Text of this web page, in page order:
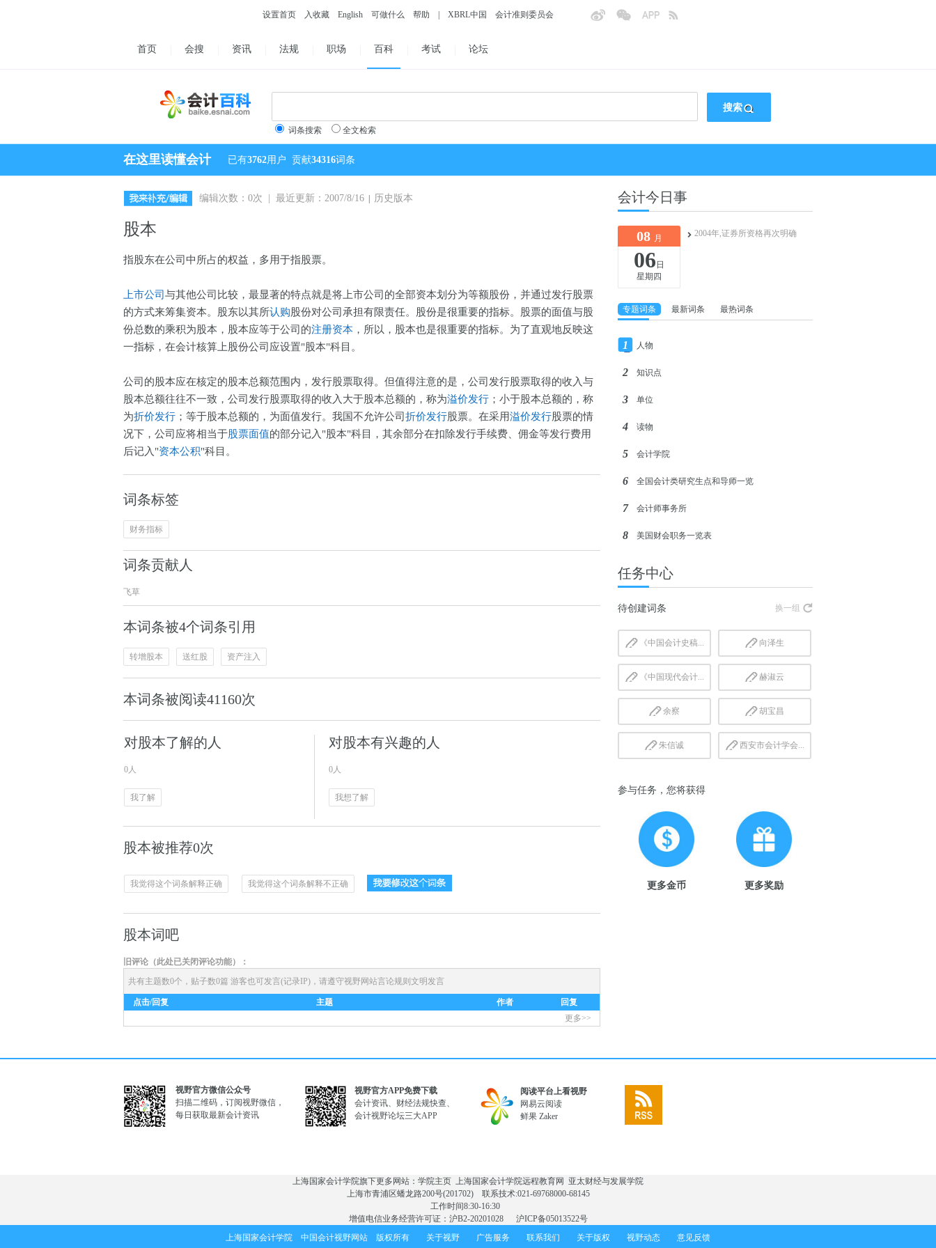
设置首页 入收藏 English 可做什么 帮助 XBRL中国 会计准则委员会
首页 会搜 资讯 法规 职场 百科 考试 论坛
搜索
词条搜索 全文检索
在这里读懂会计 已有3762用户 贡献34316词条
编辑次数：0次 | 最近更新：2007/8/16 历史版本
股本
指股东在公司中所占的权益，多用于指股票。
上市公司 与其他公司比较，最显著的特点就是将上市公司的全部资本划分为等额股份，并通过发行股票
的方式来筹集资本。股东以其所认购股份对公司承担有限责任。股份是很重要的指标。股票的面值与股
份总数的乘积为股本，股本应等于公司的注册资本 ，所以，股本也是很重要的指标。为了直观地反映这
一指标，在会计核算上股份公司应设置"股本"科目。
公司的股本应在核定的股本总额范围内，发行股票取得。但值得注意的是，公司发行股票取得的收入与
股本总额往往不一致，公司发行股票取得的收入大于股本总额的，称为溢价发行 ；小于股本总额的，称
为折价发行 ；等于股本总额的，为面值发行。我国不允许公司 折价发行股票。在采用溢价发行股票的情
况下，公司应将相当于股票面值的部分记入"股本"科目，其余部分在扣除发行手续费、佣金等发行费用
后记入"资本公积"科目。
词条标签
财务指标
词条贡献人
飞草
本词条被4个词条引用
转增股本 送红股 资产注入
本词条被阅读41160次
对股本了解的人
0人
我了解
对股本有兴趣的人
0人
我想了解
股本被推荐0次
我觉得这个词条解释正确 我觉得这个词条解释不正确
股本词吧
旧评论（此处已关闭评论功能）：
共有主题数0个，贴子数0篇 游客也可发言(记录IP)，请遵守视野网站言论规则 文明发言
点击/回复 主题 作者
回复
更多>>
会计今日事
08 月
06 日
星期四
2004年,证券所资格再次明确
专题词条 最新词条 最热词条
1 人物
2 知识点
3 单位
4 读物
5 会计学院
6 全国会计类研究生点和导师一览
7 会计师事务所
8 美国财会职务一览表
任务中心
待创建词条 换一组
《中国会计史稿... 向泽生
《中国现代会计... 赫淑云
余察 胡宝昌
朱信诚 西安市会计学会...
参与任务，您将获得
更多金币 更多奖励
视野官方微信公众号
扫描二维码，订阅视野微信，
每日获取最新会计资讯
视野官方APP免费下载
会计资讯、财经法规快查、
会计视野论坛三大APP
阅读平台上看视野
网易云阅读
鲜果 Zaker
上海国家会计学院旗下更多网站： 学院主页 上海国家会计学院远程教育网
亚太财经与发展学院
上海市青浦区蟠龙路200号(201702) 联系技术:021-69768000-68145
工作时间8:30-16:30
增值电信业务经营许可证：沪B2-20201028 沪ICP备05013522号
上海国家会计学院 中国会计视野网站 版权所有 关于视野 广告服务 联系我们 关于版权 视野动态 意见反馈